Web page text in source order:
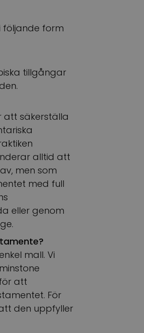
följande form
tillgångar
att säkerställa
alltid att
men som
med full
eller genom
mall. Vi
att
För
den uppfyller